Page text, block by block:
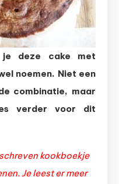
deze cake met
noemen. Niet een
combinatie, maar
verder voor dit
kookboekje
Je leest er meer